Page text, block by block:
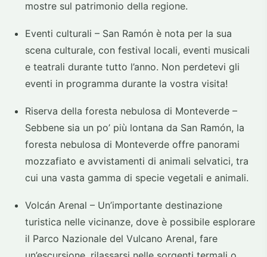
mostre sul patrimonio della regione.
Eventi culturali – San Ramón è nota per la sua
scena culturale, con festival locali, eventi musicali
e teatrali durante tutto l’anno. Non perdetevi gli
eventi in programma durante la vostra visita!
Riserva della foresta nebulosa di Monteverde –
Sebbene sia un po’ più lontana da San Ramón, la
foresta nebulosa di Monteverde offre panorami
mozzafiato e avvistamenti di animali selvatici, tra
cui una vasta gamma di specie vegetali e animali.
Volcán Arenal – Un’importante destinazione
turistica nelle vicinanze, dove è possibile esplorare
il Parco Nazionale del Vulcano Arenal, fare